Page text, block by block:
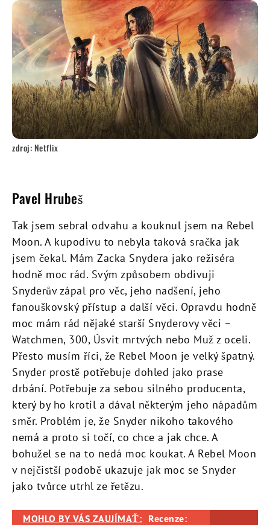
zdroj: Netflix
Pavel Hrubeš
Tak jsem sebral odvahu a kouknul jsem na Rebel
Moon. A kupodivu to nebyla taková sračka jak
jsem čekal. Mám Zacka Snydera jako režiséra
hodně moc rád. Svým způsobem obdivuji
Snyderův zápal pro věc, jeho nadšení, jeho
fanouškovský přístup a další věci. Opravdu hodně
moc mám rád nějaké starší Snyderovy věci –
Watchmen, 300, Úsvit mrtvých nebo Muž z oceli.
Přesto musím říci, že Rebel Moon je velký špatný.
Snyder prostě potřebuje dohled jako prase
drbání. Potřebuje za sebou silného producenta,
který by ho krotil a dával některým jeho nápadům
směr. Problém je, že Snyder nikoho takového
nemá a proto si točí, co chce a jak chce. A
bohužel se na to nedá moc koukat. A Rebel Moon
v nejčistší podobě ukazuje jak moc se Snyder
jako tvůrce utrhl ze řetězu.
MOHLO BY VÁS ZAUJÍMAŤ: Recenze: